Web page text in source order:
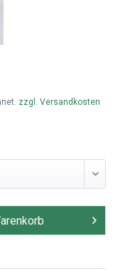
zzgl. Versandkosten